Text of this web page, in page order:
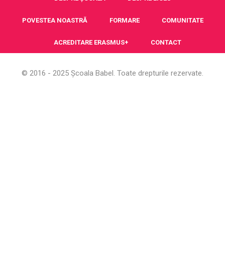
POVESTEA NOASTRĂ FORMARE COMUNITATE
ACREDITARE ERASMUS+ CONTACT
© 2016 - 2025 Școala Babel. Toate drepturile rezervate.